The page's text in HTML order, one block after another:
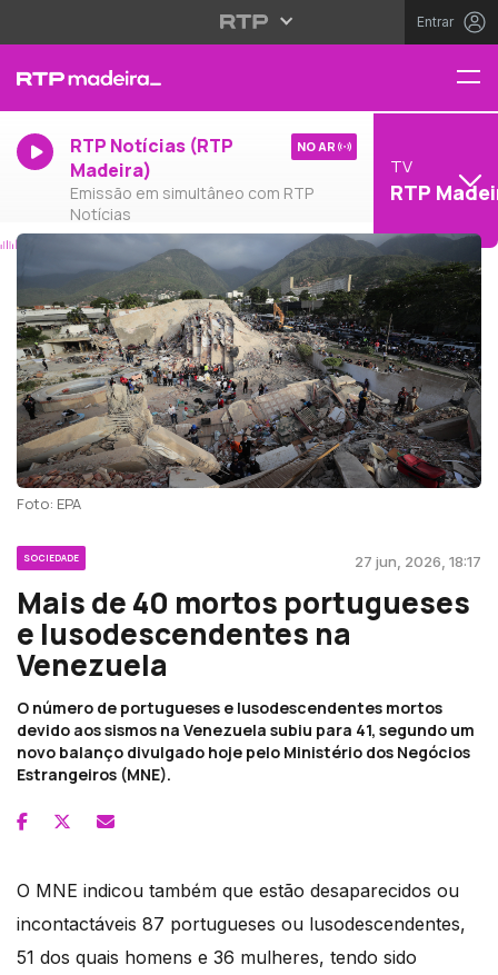
Entrar
RTP Notícias (RTP
Madeira)
Emissão em simultâneo com RTP
Notícias
NO AR
TV
RTP
Foto: EPA
SOCIEDADE 27 jun, 2026, 18:17
Mais de 40 mortos portugueses
e lusodescendentes na
Venezuela
O número de portugueses e lusodescendentes mortos
devido aos sismos na Venezuela subiu para 41, segundo um
novo balanço divulgado hoje pelo Ministério dos Negócios
Estrangeiros (MNE).
O MNE indicou também que estão desaparecidos ou
incontactáveis 87 portugueses ou lusodescendentes,
51 dos quais homens e 36 mulheres, tendo sido